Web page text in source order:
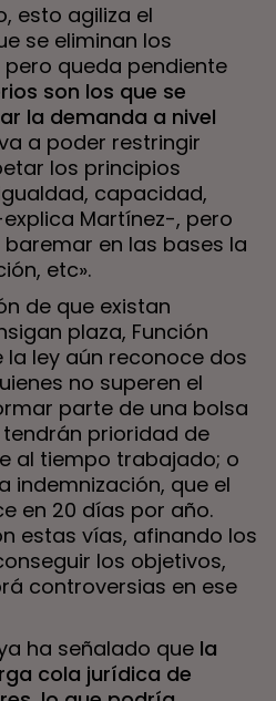
esto agiliza el
se eliminan los
queda pendiente
son los que se
la demanda a nivel
va a poder restringir
los principios
capacidad,
Martínez-, pero
en las bases la
etc».
de que existan
plaza, Función
la ley aún reconoce dos
no superen el
parte de una bolsa
prioridad de
al tiempo trabajado; o
indemnización, que el
en 20 días por año.
estas vías, afinando los
los objetivos,
controversias en ese
ha señalado que la
cola jurídica de